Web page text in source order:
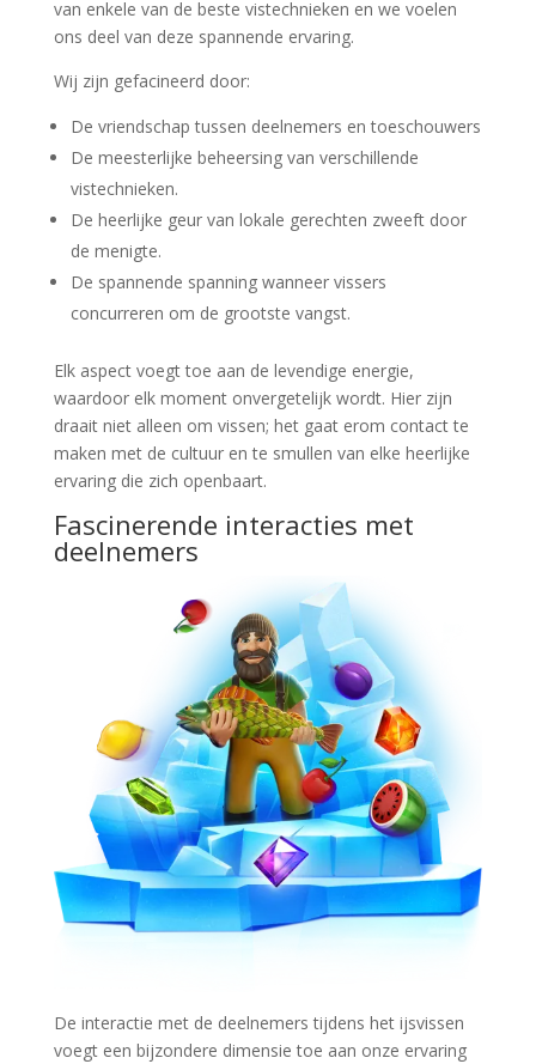
van enkele van de beste vistechnieken en we voelen
ons deel van deze spannende ervaring.
Wij zijn gefacineerd door:
De vriendschap tussen deelnemers en toeschouwers
De meesterlijke beheersing van verschillende
vistechnieken.
De heerlijke geur van lokale gerechten zweeft door
de menigte.
De spannende spanning wanneer vissers
concurreren om de grootste vangst.
Elk aspect voegt toe aan de levendige energie,
waardoor elk moment onvergetelijk wordt. Hier zijn
draait niet alleen om vissen; het gaat erom contact te
maken met de cultuur en te smullen van elke heerlijke
ervaring die zich openbaart.
Fascinerende interacties met
deelnemers
De interactie met de deelnemers tijdens het ijsvissen
voegt een bijzondere dimensie toe aan onze ervaring